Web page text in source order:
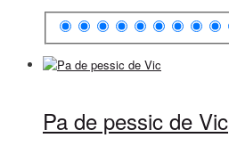
Pa de pessic de Vic